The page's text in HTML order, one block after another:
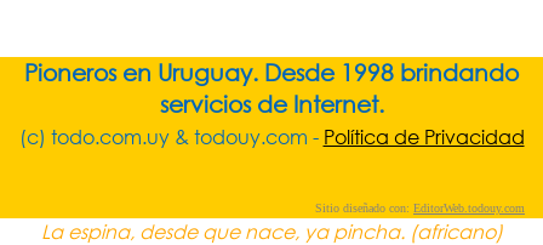
Pioneros en Uruguay. Desde 1998 brindando
servicios de Internet.
(c) todo.com.uy & todouy.com - Política de Privacidad
Sitio diseñado con: EditorWeb.todouy.com
La espina, desde que nace, ya pincha. (africano)